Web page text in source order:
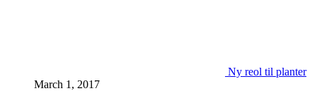
Ny reol til planter
March 1, 2017